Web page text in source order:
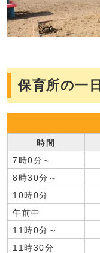
保育所の一日
時間
7時0分～
8時30分～
10時0分
午前中
11時0分～
11時30分